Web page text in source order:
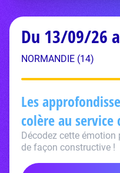
Du 13/09/26
NORMANDIE (14)
Les
colère au
Décodez cette émotion
de façon constructive !